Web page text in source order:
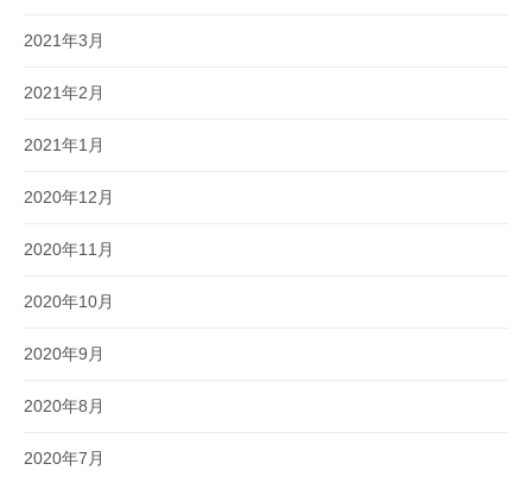
2021年3月
2021年2月
2021年1月
2020年12月
2020年11月
2020年10月
2020年9月
2020年8月
2020年7月